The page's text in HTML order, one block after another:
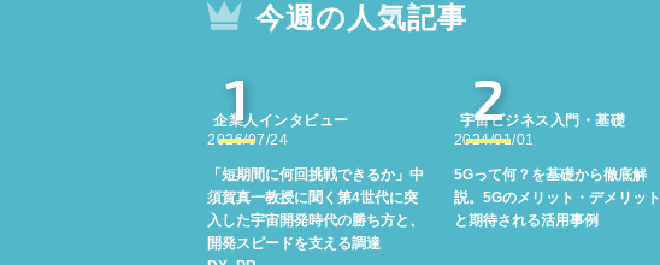
今週の人気記事
1
企業人インタビュー
2026/07/24
「短期間に何回挑戦できるか」中
須賀真一教授に聞く第4世代に突
入した宇宙開発時代の勝ち方と、
開発スピードを支える調達
2
宇宙ビジネス入門・基礎
2024/01/01
5Gって何？を基礎から徹底解
説。5Gのメリット・デメリット
と期待される活用事例